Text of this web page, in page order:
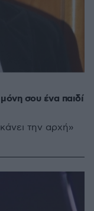
σου ένα παιδί
την αρχή»